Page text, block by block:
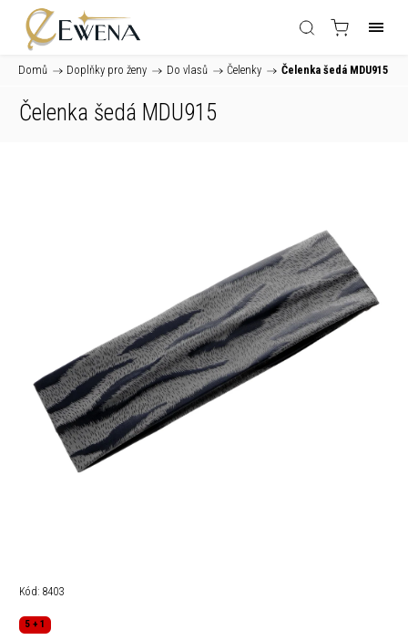
Domů / Doplňky pro ženy / Do vlasů / Čelenky / Čelenka šedá MDU915
Čelenka šedá MDU915
Kód: 8403
5 + 1